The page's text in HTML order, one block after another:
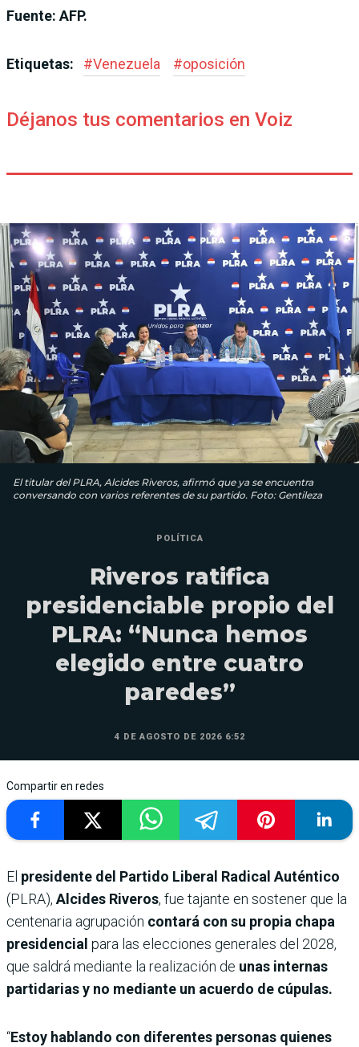
Fuente: AFP.
Etiquetas: #Venezuela #oposición
Déjanos tus comentarios en Voiz
El titular del PLRA, Alcides Riveros, afirmó que ya se encuentra
conversando con varios referentes de su partido. Foto: Gentileza
POLÍTICA
Riveros ratifica
presidenciable propio del
PLRA: “Nunca hemos
elegido entre cuatro
paredes”
4 DE AGOSTO DE 2026 6:52
Compartir en redes
El presidente del Partido Liberal Radical Auténtico
(PLRA), Alcides Riveros, fue tajante en sostener que la
centenaria agrupación contará con su propia chapa
presidencial para las elecciones generales del 2028,
que saldrá mediante la realización de unas internas
partidarias y no mediante un acuerdo de cúpulas.
“Estoy hablando con diferentes personas quienes